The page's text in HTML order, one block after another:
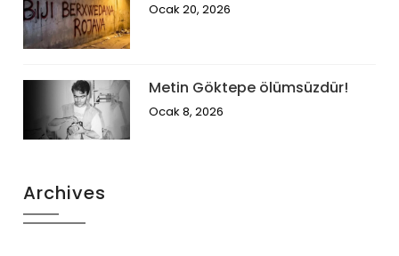
Ocak 20, 2026
Metin Göktepe ölümsüzdür!
Ocak 8, 2026
Archives